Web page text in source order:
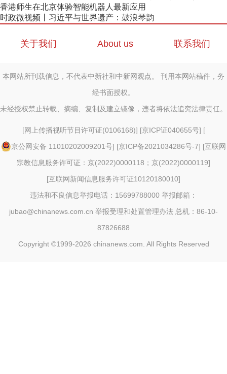
香港师生在北京体验智能机器人最新应用
时政微视频丨习近平与世界遗产：鼓浪琴韵
关于我们 About us 联系我们
本网站所刊载信息，不代表中新社和中新网观点。 刊用本网站稿件，务
经书面授权。
未经授权禁止转载、摘编、复制及建立镜像，违者将依法追究法律责任。
[网上传播视听节目许可证(0106168)] [京ICP证040655号] [
京公网安备 11010202009201号] [京ICP备2021034286号-7] [互联网
宗教信息服务许可证：京(2022)0000118；京(2022)0000119]
[互联网新闻信息服务许可证10120180010]
违法和不良信息举报电话：15699788000 举报邮箱：
jubao@chinanews.com.cn 举报受理和处置管理办法 总机：86-10-
87826688
Copyright ©1999-2026 chinanews.com. All Rights Reserved